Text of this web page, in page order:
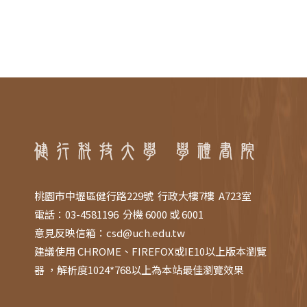
桃園市中壢區健行路229號 行政大樓7樓 A723室
電話：03-4581196 分機 6000 或 6001
意見反映信箱： csd@uch.edu.tw
建議使用 CHROME、FIREFOX或IE10以上版本瀏覽
器 ，解析度1024*768以上為本站最佳瀏覽效果